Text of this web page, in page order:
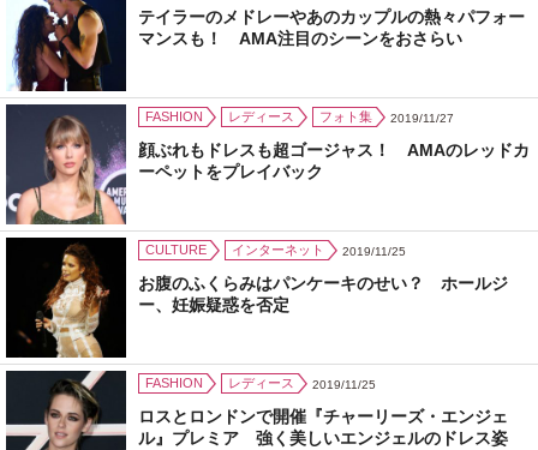
テイラーのメドレーやあのカップルの熱々パフォー
マンスも！ AMA注目のシーンをおさらい
FASHION レディース フォト集 2019/11/27
顔ぶれもドレスも超ゴージャス！ AMAのレッドカ
ーペットをプレイバック
CULTURE インターネット 2019/11/25
お腹のふくらみはパンケーキのせい？ ホールジ
ー、妊娠疑惑を否定
FASHION レディース 2019/11/25
ロスとロンドンで開催『チャーリーズ・エンジェ
ル』プレミア 強く美しいエンジェルのドレス姿